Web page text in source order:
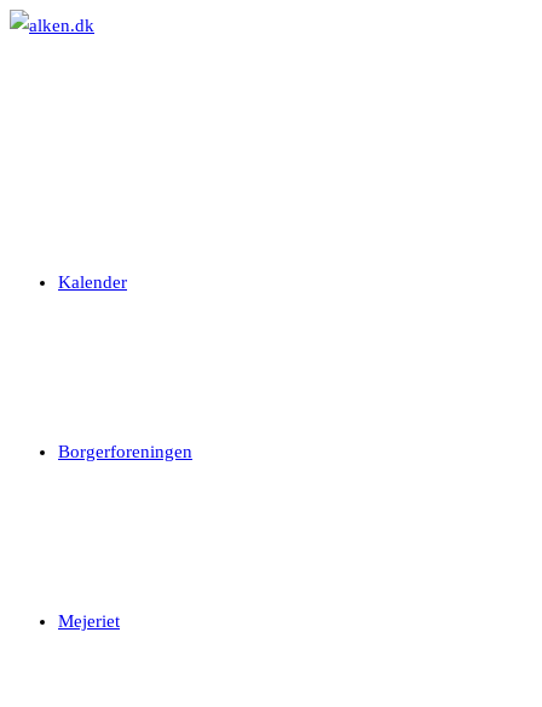
Skip
Kalender
Borgerforeningen
Mejeriet